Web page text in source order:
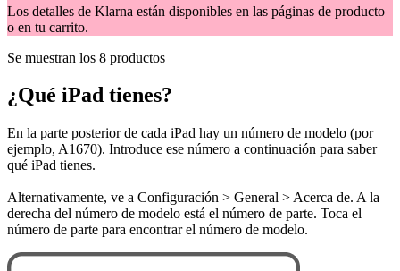
Los detalles de Klarna están disponibles en las páginas de producto
o en tu carrito.
Se muestran los 8 productos
¿Qué iPad tienes?
En la parte posterior de cada iPad hay un número de modelo (por
ejemplo, A1670). Introduce ese número a continuación para saber
qué iPad tienes.
Alternativamente, ve a Configuración > General > Acerca de. A la
derecha del número de modelo está el número de parte. Toca el
número de parte para encontrar el número de modelo.